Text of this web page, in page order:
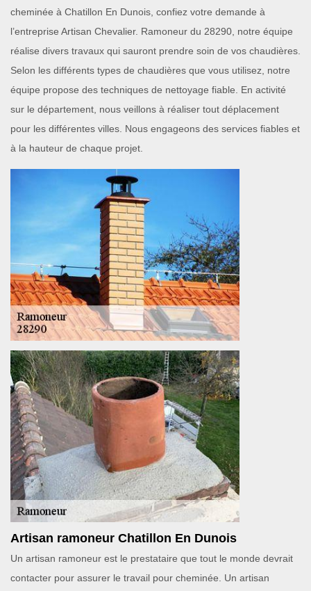
cheminée à Chatillon En Dunois, confiez votre demande à
l’entreprise Artisan Chevalier. Ramoneur du 28290, notre équipe
réalise divers travaux qui sauront prendre soin de vos chaudières.
Selon les différents types de chaudières que vous utilisez, notre
équipe propose des techniques de nettoyage fiable. En activité
sur le département, nous veillons à réaliser tout déplacement
pour les différentes villes. Nous engageons des services fiables et
à la hauteur de chaque projet.
Artisan ramoneur Chatillon En Dunois
Un artisan ramoneur est le prestataire que tout le monde devrait
contacter pour assurer le travail pour cheminée. Un artisan